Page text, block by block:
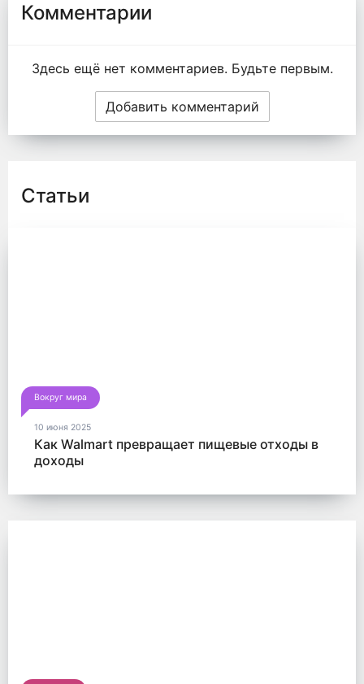
Комментарии
Здесь ещё нет комментариев. Будьте первым.
Добавить комментарий
Статьи
Вокруг мира
10 июня 2025
Как Walmart превращает пищевые отходы в
доходы